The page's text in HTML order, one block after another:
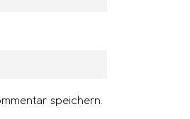
speichern.